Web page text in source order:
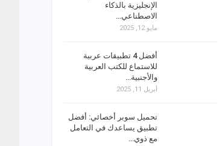
الإنجليزية بالذكاء
الاصطناعي…
مايو 12, 2025
أفضل 4 تطبيقات عربية
للاستماع للكتب العربية
والأجنبية…
أبريل 11, 2025
تحميل سوبر أخصائي: أفضل
تطبيق يساعدك في التعامل
مع ذوي…